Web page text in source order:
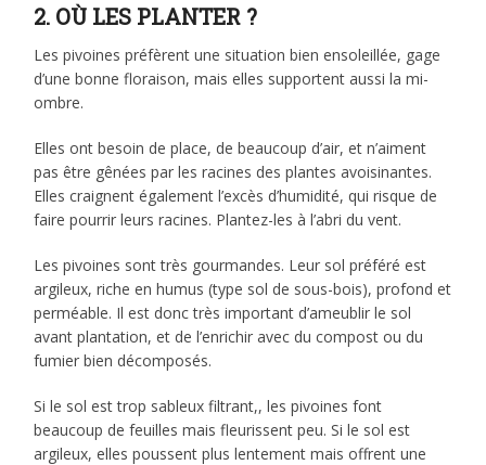
2. OÙ LES PLANTER ?
Les pivoines préfèrent une situation bien ensoleillée, gage
d’une bonne floraison, mais elles supportent aussi la mi-
ombre.
Elles ont besoin de place, de beaucoup d’air, et n’aiment
pas être gênées par les racines des plantes avoisinantes.
Elles craignent également l’excès d’humidité, qui risque de
faire pourrir leurs racines. Plantez-les à l’abri du vent.
Les pivoines sont très gourmandes. Leur sol préféré est
argileux, riche en humus (type sol de sous-bois), profond et
perméable. Il est donc très important d’ameublir le sol
avant plantation, et de l’enrichir avec du compost ou du
fumier bien décomposés.
Si le sol est trop sableux filtrant,, les pivoines font
beaucoup de feuilles mais fleurissent peu. Si le sol est
argileux, elles poussent plus lentement mais offrent une